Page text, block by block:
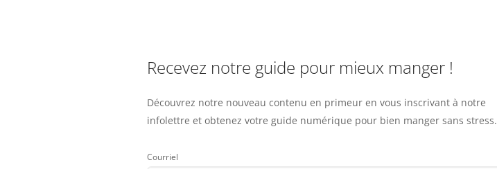
Recevez notre guide pour mieux manger !
Découvrez notre nouveau contenu en primeur en vous inscrivant à notre
infolettre et obtenez votre guide numérique pour bien manger sans stress.
Courriel